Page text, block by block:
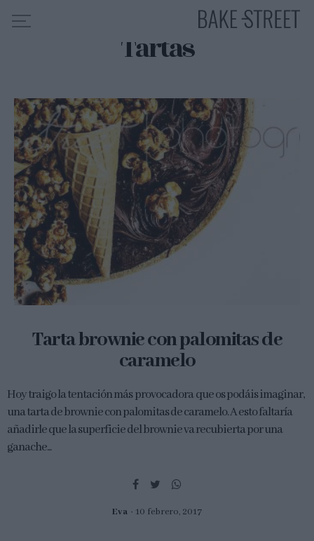
INDICE DE RECETAS
COLABORO CON
SOBRE MÍ
MIS CURSOS
CONTACTO
ES EN
Tartas
Tarta brownie con palomitas de
caramelo
Hoy traigo la tentación más provocadora que os podáis imaginar,
una tarta de brownie con palomitas de caramelo. A esto faltaría
añadirle que la superficie del brownie va recubierta por una
ganache...
Eva 10 febrero, 2017